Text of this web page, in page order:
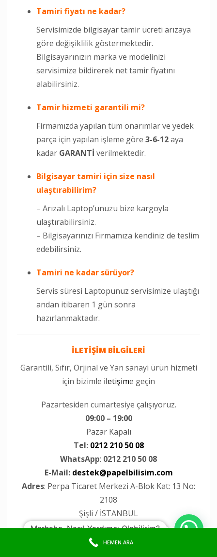
Tamiri fiyatı ne kadar?
Servisimizde bilgisayar tamir ücreti arızaya
göre değişiklilik göstermektedir.
Bilgisayarınızın marka ve modelinizi
servisimize bildirerek net tamir fiyatını
alabilirsiniz.
Tamir hizmeti garantili mi?
Firmamızda yapılan tüm onarımlar ve yedek
parça için yapılan işleme göre 3-6-12aya
kadar GARANTİ verilmektedir.
Bilgisayar tamiri için size nasıl
ulaştırabilirim?
– Arızalı Laptop’unuzu bize kargoyla
ulaştırabilirsiniz.
– Bilgisayarınızı Firmamıza kendiniz de teslim
edebilirsiniz.
Tamiri ne kadar sürüyor?
Servis süresi Laptopunuz servisimize ulaştığı
andan itibaren 1 gün sonra
hazırlanmaktadır.
İLETİŞİM BİLGİLERİ
Garantili, Sıfır, Orjinal ve Yan sanayi ürün hizmeti
için bizimle iletişime geçin
Pazartesiden cumartesiye çalışıyoruz.
09:00 – 19:00
Pazar Kapalı
Tel: 0212 210 50 08
WhatsApp: 0212 210 50 08
E-Mail: destek@papelbilisim.com
Adres: Perpa Ticaret Merkezi A-Blok Kat: 13 No:
2108
Şişli / İSTANBUL
Apple Macbook Servisi
Merhaba, Nasıl Yardımcı Olabilirim?
HEMEN ARA